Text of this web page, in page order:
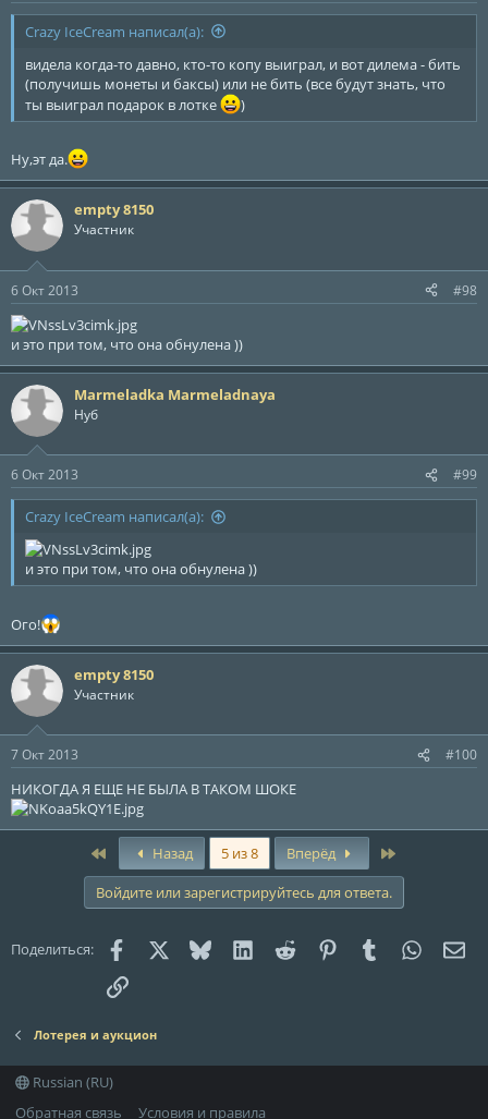
Crazy IceCream написал(а):
видела когда-то давно, кто-то копу выиграл, и вот дилема - бить
(получишь монеты и баксы) или не бить (все будут знать, что
ты выиграл подарок в лотке
)
Ну,эт да.
empty 8150
Участник
6 Окт 2013 #98
и это при том, что она обнулена ))
Marmeladka Marmeladnaya
Нуб
6 Окт 2013 #99
Crazy IceCream написал(а):
и это при том, что она обнулена ))
Ого!
empty 8150
Участник
7 Окт 2013 #100
НИКОГДА Я ЕЩЕ НЕ БЫЛА В ТАКОМ ШОКЕ
Назад 5 из 8 Вперёд
Войдите или зарегистрируйтесь для ответа.
Поделиться: FacebookX (Twitter)
Bluesky LinkedInReddit PinterestTumblr
Ссылка
Лотерея и аукцион
Russian (RU)
Обратная связь
Условия и правила